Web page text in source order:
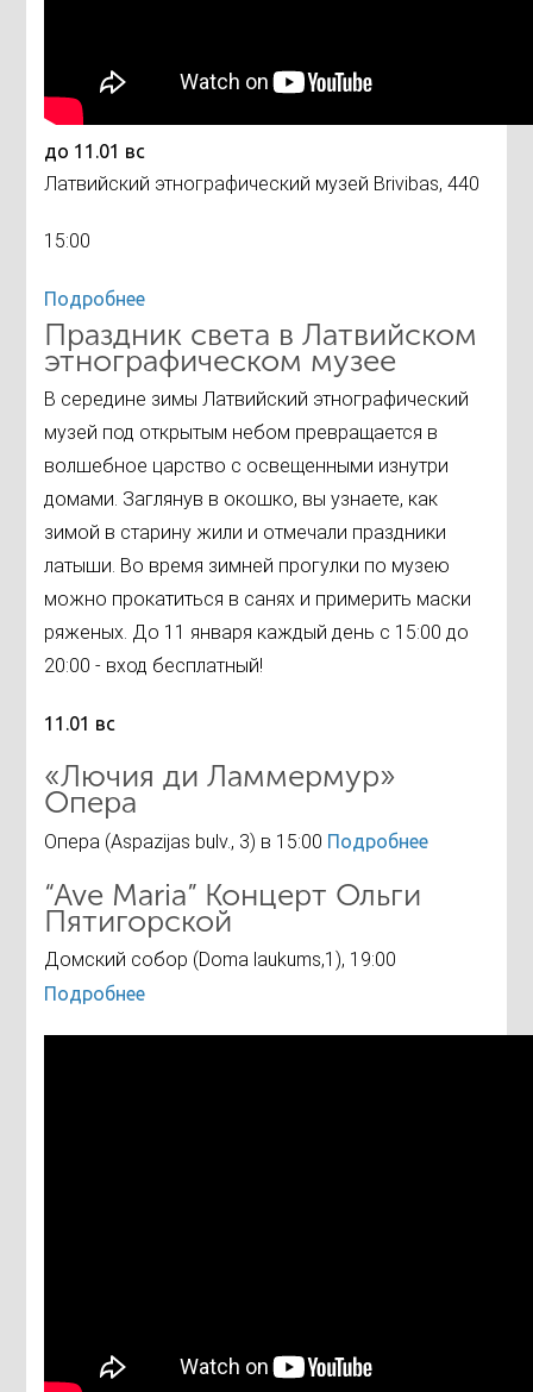
до 11.01 вс
Латвийский этнографический музей Brivibas, 440
15:00
Подробнее
Праздник света в Латвийском
этнографическом музее
В середине зимы Латвийский этнографический
музей под открытым небом превращается в
волшебное царство с освещенными изнутри
домами. Заглянув в окошко, вы узнаете, как
зимой в старину жили и отмечали праздники
латыши. Во время зимней прогулки по музею
можно прокатиться в санях и примерить маски
ряженых. До 11 января каждый день с 15:00 до
20:00 - вход бесплатный!
11.01 вс
«Лючия ди Ламмермур»
Опера
Опера (Aspazijas bulv., 3) в 15:00 Подробнее
“Ave Maria” Концерт Ольги
Пятигорской
Домский собор (Doma laukums,1), 19:00
Подробнее